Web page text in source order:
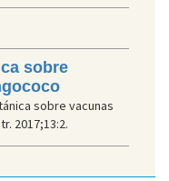
sobre
sobre vacunas
2017;13:2.